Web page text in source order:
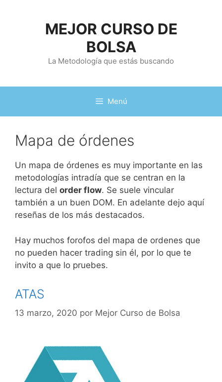
MEJOR CURSO DE
BOLSA
La Metodología que estás buscando
Menú
Mapa de órdenes
Un mapa de órdenes es muy importante en las
metodologías intradía que se centran en la
lectura del order flow. Se suele vincular
también a un buen DOM. En adelante dejo aquí
reseñas de los más destacados.
Hay muchos forofos del mapa de ordenes que
no pueden hacer trading sin él, por lo que te
invito a que lo pruebes.
ATAS
13 marzo, 2020 por Mejor Curso de Bolsa